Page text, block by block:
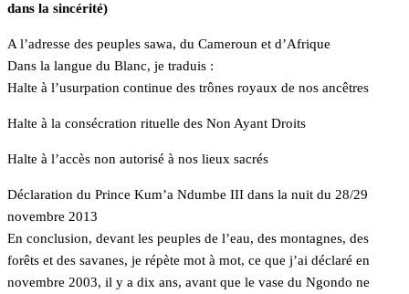
dans la sincérité)
A l’adresse des peuples sawa, du Cameroun et d’Afrique
Dans la langue du Blanc, je traduis :
Halte à l’usurpation continue des trônes royaux de nos ancêtres
Halte à la consécration rituelle des Non Ayant Droits
Halte à l’accès non autorisé à nos lieux sacrés
Déclaration du Prince Kum’a Ndumbe III dans la nuit du 28/29
novembre 2013
En conclusion, devant les peuples de l’eau, des montagnes, des
forêts et des savanes, je répète mot à mot, ce que j’ai déclaré en
novembre 2003, il y a dix ans, avant que le vase du Ngondo ne